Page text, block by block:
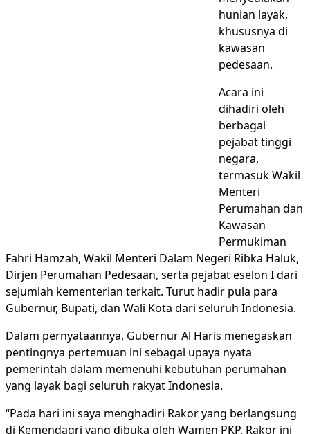
hunian layak,
khususnya di
kawasan
pedesaan.
Acara ini
dihadiri oleh
berbagai
pejabat tinggi
negara,
termasuk Wakil
Menteri
Perumahan dan
Kawasan
Permukiman
Fahri Hamzah, Wakil Menteri Dalam Negeri Ribka Haluk,
Dirjen Perumahan Pedesaan, serta pejabat eselon I dari
sejumlah kementerian terkait. Turut hadir pula para
Gubernur, Bupati, dan Wali Kota dari seluruh Indonesia.
Dalam pernyataannya, Gubernur Al Haris menegaskan
pentingnya pertemuan ini sebagai upaya nyata
pemerintah dalam memenuhi kebutuhan perumahan
yang layak bagi seluruh rakyat Indonesia.
“Pada hari ini saya menghadiri Rakor yang berlangsung
di Kemendagri yang dibuka oleh Wamen PKP. Rakor ini